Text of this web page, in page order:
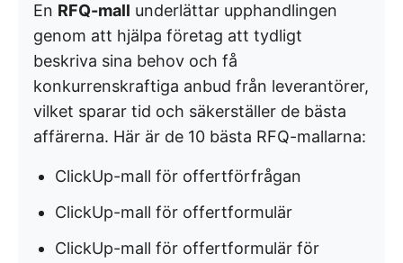
En RFQ-mall underlättar upphandlingen
genom att hjälpa företag att tydligt
beskriva sina behov och få
konkurrenskraftiga anbud från leverantörer,
vilket sparar tid och säkerställer de bästa
affärerna. Här är de 10 bästa RFQ-mallarna:
ClickUp-mall för offertförfrågan
ClickUp-mall för offertformulär
ClickUp-mall för offertformulär för